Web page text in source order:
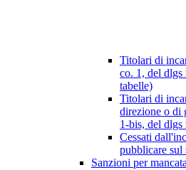
Titolari di
co. 1, del dlgs
tabelle)
Titolari di
direzione o di
1-bis, del dlgs
Cessati
pubblicare sul
Sanzioni per